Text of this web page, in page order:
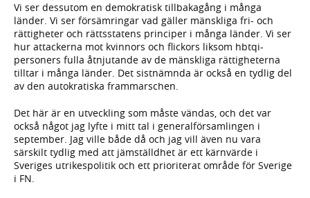
Vi ser dessutom en demokratisk tillbakagång i många
länder. Vi ser försämringar vad gäller mänskliga fri- och
rättigheter och rättsstatens principer i många länder. Vi ser
hur attackerna mot kvinnors och flickors liksom hbtqi-
personers fulla åtnjutande av de mänskliga rättigheterna
tilltar i många länder. Det sistnämnda är också en tydlig del
av den autokratiska frammarschen.
Det här är en utveckling som måste vändas, och det var
också något jag lyfte i mitt tal i generalförsamlingen i
september. Jag ville både då och jag vill även nu vara
särskilt tydlig med att jämställdhet är ett kärnvärde i
Sveriges utrikespolitik och ett prioriterat område för Sverige
i FN.